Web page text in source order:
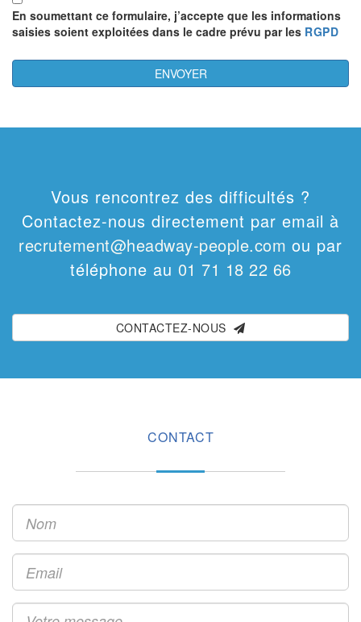
En soumettant ce formulaire, j’accepte que les informations
saisies soient exploitées dans le cadre prévu par les RGPD
Vous rencontrez des difficultés ?
Contactez-nous directement par email à
recrutement@headway-people.com ou par
téléphone au 01 71 18 22 66
CONTACTEZ-NOUS
CONTACT